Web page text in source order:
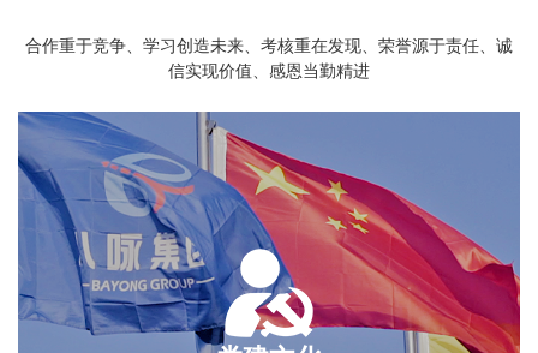
合作重于竞争、学习创造未来、考核重在发现、荣誉源于责任、诚
信实现价值、感恩当勤精进